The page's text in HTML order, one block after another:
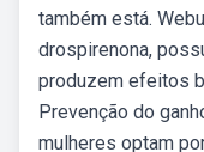
também está.
drospirenona,
produzem efeitos
Prevenção do
mulheres optam